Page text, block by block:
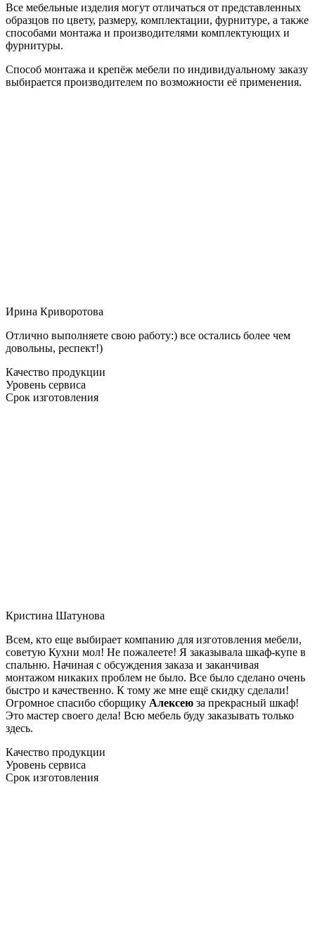
Все мебельные изделия могут отличаться от представленных
образцов по цвету, размеру, комплектации, фурнитуре, а также
способами монтажа и производителями комплектующих и
фурнитуры.
Способ монтажа и крепёж мебели по индивидуальному заказу
выбирается производителем по возможности её применения.
Ирина Криворотова
Отлично выполняете свою работу:) все остались более чем
довольны, респект!)
Качество продукции
Уровень сервиса
Срок изготовления
Кристина Шатунова
Всем, кто еще выбирает компанию для изготовления мебели,
советую Кухни мол! Не пожалеете! Я заказывала шкаф-купе в
спальню. Начиная с обсуждения заказа и заканчивая
монтажом никаких проблем не было. Все было сделано очень
быстро и качественно. К тому же мне ещё скидку сделали!
Огромное спасибо сборщику Алексею за прекрасный шкаф!
Это мастер своего дела! Всю мебель буду заказывать только
здесь.
Качество продукции
Уровень сервиса
Срок изготовления